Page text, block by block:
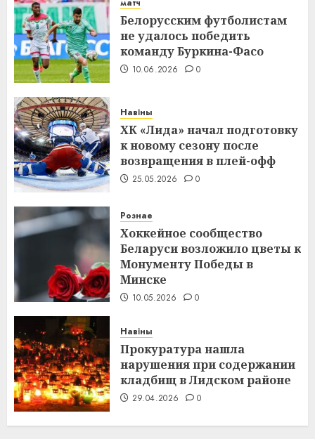
матч
Белорусским футболистам
не удалось победить
команду Буркина-Фасо
10.06.2026 0
Навіны
ХК «Лида» начал подготовку
к новому сезону после
возвращения в плей-офф
25.05.2026 0
Рознае
Хоккейное сообщество
Беларуси возложило цветы к
Монументу Победы в
Минске
10.05.2026 0
Навіны
Прокуратура нашла
нарушения при содержании
кладбищ в Лидском районе
29.04.2026 0